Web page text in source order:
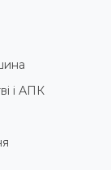
і АПК